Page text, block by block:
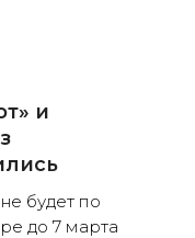
и
будет по
до 7 марта